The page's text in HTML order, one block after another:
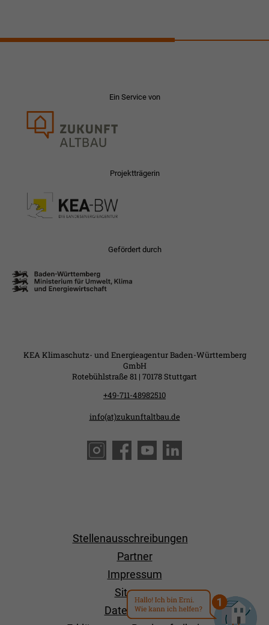
Ein Service von
Projektträgerin
Gefördert durch
KEA Klimaschutz- und Energieagentur Baden-Württemberg
GmbH
Rotebühlstraße 81 | 70178 Stuttgart
+49-711-48982510
info(at)zukunftaltbau.de
Stellenausschreibungen
Partner
Impressum
Sitemap
Datenschutz